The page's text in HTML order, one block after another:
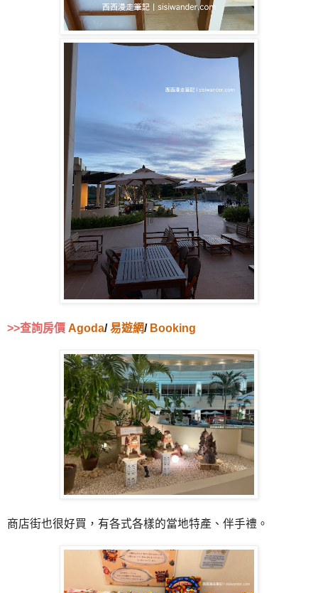
>>查詢房價 Agoda/易遊網/ Booking
商店街也很好買，有各式各樣的當地特產、伴手禮。